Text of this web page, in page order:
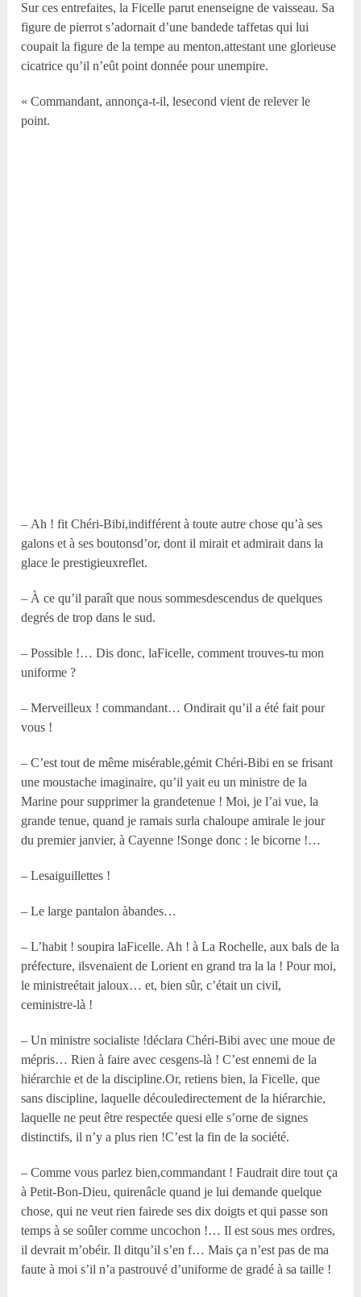
Sur ces entrefaites, la Ficelle parut enenseigne de vaisseau. Sa
figure de pierrot s’adornait d’une bandede taffetas qui lui
coupait la figure de la tempe au menton,attestant une glorieuse
cicatrice qu’il n’eût point donnée pour unempire.
« Commandant, annonça-t-il, lesecond vient de relever le
point.
– Ah ! fit Chéri-Bibi,indifférent à toute autre chose qu’à ses
galons et à ses boutonsd’or, dont il mirait et admirait dans la
glace le prestigieuxreflet.
– À ce qu’il paraît que nous sommesdescendus de quelques
degrés de trop dans le sud.
– Possible !… Dis donc, laFicelle, comment trouves-tu mon
uniforme ?
– Merveilleux ! commandant… Ondirait qu’il a été fait pour
vous !
– C’est tout de même misérable,gémit Chéri-Bibi en se frisant
une moustache imaginaire, qu’il yait eu un ministre de la
Marine pour supprimer la grandetenue ! Moi, je l’ai vue, la
grande tenue, quand je ramais surla chaloupe amirale le jour
du premier janvier, à Cayenne !Songe donc : le bicorne !…
– Lesaiguillettes !
– Le large pantalon àbandes…
– L’habit ! soupira laFicelle. Ah ! à La Rochelle, aux bals de la
préfecture, ilsvenaient de Lorient en grand tra la la ! Pour moi,
le ministreétait jaloux… et, bien sûr, c’était un civil,
ceministre-là !
– Un ministre socialiste !déclara Chéri-Bibi avec une moue de
mépris… Rien à faire avec cesgens-là ! C’est ennemi de la
hiérarchie et de la discipline.Or, retiens bien, la Ficelle, que
sans discipline, laquelle découledirectement de la hiérarchie,
laquelle ne peut être respectée quesi elle s’orne de signes
distinctifs, il n’y a plus rien !C’est la fin de la société.
– Comme vous parlez bien,commandant ! Faudrait dire tout ça
à Petit-Bon-Dieu, quirenâcle quand je lui demande quelque
chose, qui ne veut rien fairede ses dix doigts et qui passe son
temps à se soûler comme uncochon !… Il est sous mes ordres,
il devrait m’obéir. Il ditqu’il s’en f… Mais ça n’est pas de ma
faute à moi s’il n’a pastrouvé d’uniforme de gradé à sa taille !